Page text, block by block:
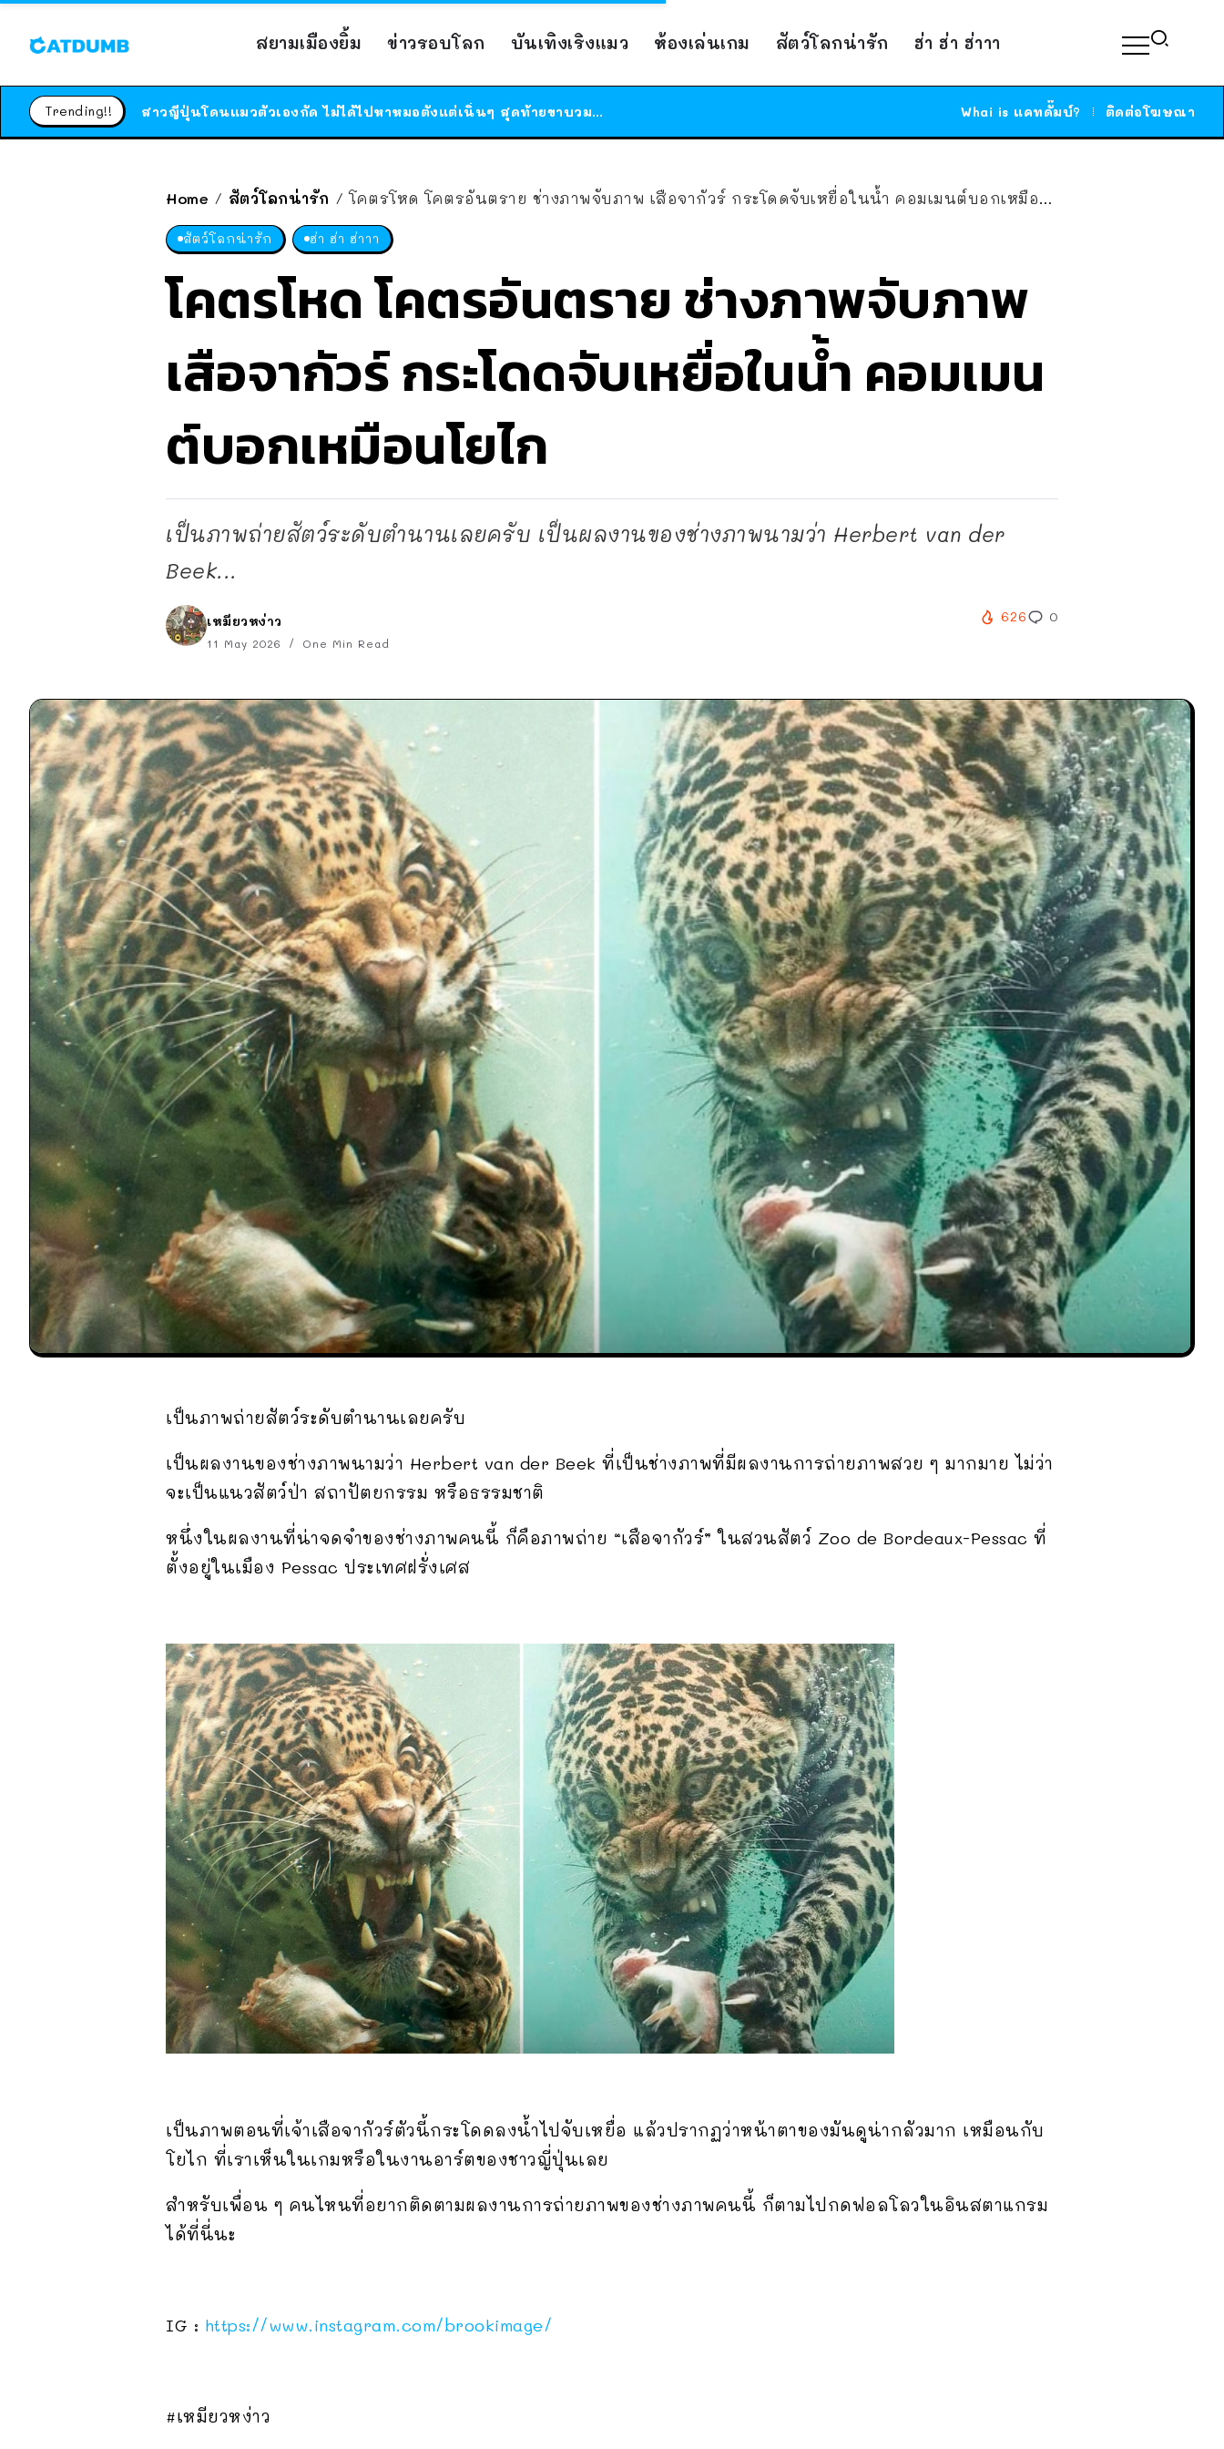
สยามเมืองยิ้ม ข่าวรอบโลก บันเทิงเริงแมว ห้องเล่นเกม สัตว์โลกน่ารัก ฮ่า ฮ่า ฮ่าาา
Trending!!
ร้านอาหารในนิวยอร์กประกาศปิดตัวลง หลังอยู่มานานกว่า 45 ปี ติดป้ายขอบคุณลูกค้าทุกคน แถมสูตรทำไวท์ซอสให้แบบจัดเต็ม
ได้เวลาเด็กหนวดรวมตัว RF Online Next เปิดให้เล่นแล้ว เกม Sci-Fi MMORPG ระดับตำนาน เล่นได้ทั้งมือถือและ PC
สาวญี่ปุ่นโดนแมวตัวเองกัด ไม่ได้ไปหาหมอตั้งแต่เนิ่นๆ สุดท้ายขาบวม กลายเป็นโรคเนื้อเน่า เตือนทาสแมวทั้งหลายให้ระวัง
Whai is แคทดั๊มบ์? ติดต่อโฆษณา
Home / สัตว์โลกน่ารัก / โคตรโหด โคตรอันตราย ช่างภาพจับภาพ เสือจากัวร์ กระโดดจับเหยื่อในน้ำ คอมเมนต์บอกเหมือนโยไก
สัตว์โลกน่ารัก ฮ่า ฮ่า ฮ่าาา
โคตรโหด โคตรอันตราย ช่างภาพจับภาพ
เสือจากัวร์ กระโดดจับเหยื่อในน้ำ คอมเมน
ต์บอกเหมือนโยไก
เป็นภาพถ่ายสัตว์ระดับตำนานเลยครับ เป็นผลงานของช่างภาพนามว่า Herbert van der
Beek...
เหมียวหง่าว
11 May 2026 One Min Read
626 0
เป็นภาพถ่ายสัตว์ระดับตำนานเลยครับ
เป็นผลงานของช่างภาพนามว่า Herbert van der Beek ที่เป็นช่างภาพที่มีผลงานการถ่ายภาพสวย ๆ มากมาย ไม่ว่า
จะเป็นแนวสัตว์ป่า สถาปัตยกรรม หรือธรรมชาติ
หนึ่งในผลงานที่น่าจดจำของช่างภาพคนนี้ ก็คือภาพถ่าย “เสือจากัวร์” ในสวนสัตว์ Zoo de Bordeaux-Pessac ที่
ตั้งอยู่ในเมือง Pessac ประเทศฝรั่งเศส
เป็นภาพตอนที่เจ้าเสือจากัวร์ตัวนี้กระโดดลงน้ำไปจับเหยื่อ แล้วปรากฏว่าหน้าตาของมันดูน่ากลัวมาก เหมือนกับ
โยไก ที่เราเห็นในเกมหรือในงานอาร์ตของชาวญี่ปุ่นเลย
สำหรับเพื่อน ๆ คนไหนที่อยากติดตามผลงานการถ่ายภาพของช่างภาพคนนี้ ก็ตามไปกดฟอลโลวในอินสตาแกรม
ได้ที่นี่นะ
IG : https://www.instagram.com/brookimage/
#เหมียวหง่าว